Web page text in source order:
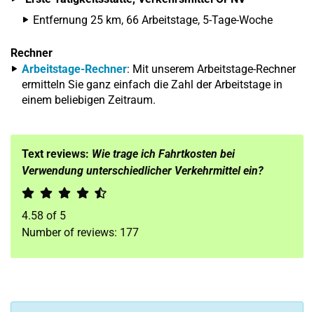
Entfernung 25 km, 66 Arbeitstage, 5-Tage-Woche
Rechner
Arbeitstage-Rechner: Mit unserem Arbeitstage-Rechner
ermitteln Sie ganz einfach die Zahl der Arbeitstage in
einem beliebigen Zeitraum.
Text reviews: Wie trage ich Fahrtkosten bei
Verwendung unterschiedlicher Verkehrmittel ein?
4.58 of 5
Number of reviews: 177